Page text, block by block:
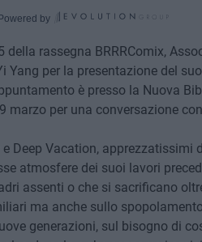
Powered by
rassegna BRRRComix,
Yang per la presentazione del
è presso la Nuova
marzo per una conversazione
Deep Vacation, apprezzatissimi
atmosfere dei suoi lavori
assenti o che si sacrificano
ma anche sullo
generazioni, sul bisogno di